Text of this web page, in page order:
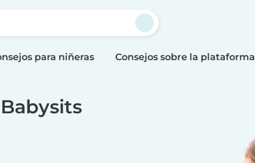
para niñeras Consejos sobre la plataforma